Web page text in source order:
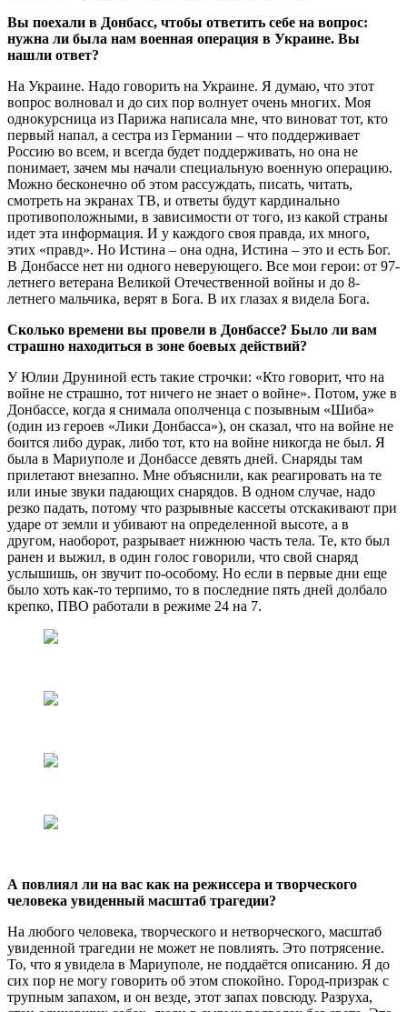
Вы поехали в Донбасс, чтобы ответить себе на вопрос:
нужна ли была нам военная операция в Украине. Вы
нашли ответ?
На Украине. Надо говорить на Украине. Я думаю, что этот
вопрос волновал и до сих пор волнует очень многих. Моя
однокурсница из Парижа написала мне, что виноват тот, кто
первый напал, а сестра из Германии – что поддерживает
Россию во всем, и всегда будет поддерживать, но она не
понимает, зачем мы начали специальную военную операцию.
Можно бесконечно об этом рассуждать, писать, читать,
смотреть на экранах ТВ, и ответы будут кардинально
противоположными, в зависимости от того, из какой страны
идет эта информация. И у каждого своя правда, их много,
этих «правд». Но Истина – она одна, Истина – это и есть Бог.
В Донбассе нет ни одного неверующего. Все мои герои: от 97-
летнего ветерана Великой Отечественной войны и до 8-
летнего мальчика, верят в Бога. В их глазах я видела Бога.
Сколько времени вы провели в Донбассе? Было ли вам
страшно находиться в зоне боевых действий?
У Юлии Друниной есть такие строчки: «Кто говорит, что на
войне не страшно, тот ничего не знает о войне». Потом, уже в
Донбассе, когда я снимала ополченца с позывным «Шиба»
(один из героев «Лики Донбасса»), он сказал, что на войне не
боится либо дурак, либо тот, кто на войне никогда не был. Я
была в Мариуполе и Донбассе девять дней. Снаряды там
прилетают внезапно. Мне объяснили, как реагировать на те
или иные звуки падающих снарядов. В одном случае, надо
резко падать, потому что разрывные кассеты отскакивают при
ударе от земли и убивают на определенной высоте, а в
другом, наоборот, разрывает нижнюю часть тела. Те, кто был
ранен и выжил, в один голос говорили, что свой снаряд
услышишь, он звучит по-особому. Но если в первые дни еще
было хоть как-то терпимо, то в последние пять дней долбало
крепко, ПВО работали в режиме 24 на 7.
А повлиял ли на вас как на режиссера и творческого
человека увиденный масштаб трагедии?
На любого человека, творческого и нетворческого, масштаб
увиденной трагедии не может не повлиять. Это потрясение.
То, что я увидела в Мариуполе, не поддаётся описанию. Я до
сих пор не могу говорить об этом спокойно. Город-призрак с
трупным запахом, и он везде, этот запах повсюду. Разруха,